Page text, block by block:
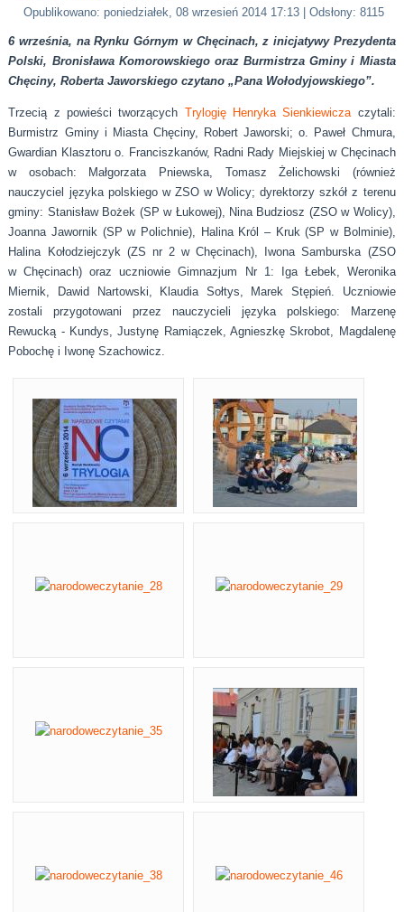
Opublikowano: poniedziałek, 08 wrzesień 2014 17:13 | Odsłony: 8115
6 września, na Rynku Górnym w Chęcinach, z inicjatywy Prezydenta
Polski, Bronisława Komorowskiego oraz Burmistrza Gminy i Miasta
Chęciny, Roberta Jaworskiego czytano „Pana Wołodyjowskiego”.
Trzecią z powieści tworzących Trylogię Henryka Sienkiewicza czytali:
Burmistrz Gminy i Miasta Chęciny, Robert Jaworski; o. Paweł Chmura,
Gwardian Klasztoru o. Franciszkanów, Radni Rady Miejskiej w Chęcinach
w osobach: Małgorzata Pniewska, Tomasz Żelichowski (również
nauczyciel języka polskiego w ZSO w Wolicy; dyrektorzy szkół z terenu
gminy: Stanisław Bożek (SP w Łukowej), Nina Budziosz (ZSO w Wolicy),
Joanna Jawornik (SP w Polichnie), Halina Król – Kruk (SP w Bolminie),
Halina Kołodziejczyk (ZS nr 2 w Chęcinach), Iwona Samburska (ZSO
w Chęcinach) oraz uczniowie Gimnazjum Nr 1: Iga Łebek, Weronika
Miernik, Dawid Nartowski, Klaudia Sołtys, Marek Stępień. Uczniowie
zostali przygotowani przez nauczycieli języka polskiego: Marzenę
Rewucką - Kundys, Justynę Ramiączek, Agnieszkę Skrobot, Magdalenę
Pobochę i Iwonę Szachowicz.